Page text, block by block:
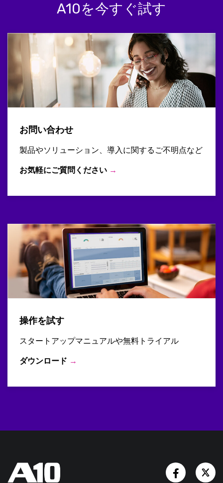
A10を今すぐ試す
お問い合わせ
製品やソリューション、導入に関するご不明点など
お気軽にご質問ください →
操作を試す
スタートアップマニュアルや無料トライアル
ダウンロード →